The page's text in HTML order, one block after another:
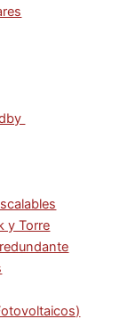
y Torre